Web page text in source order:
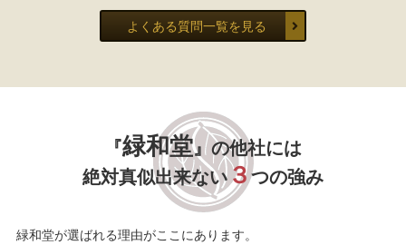
よくある質問一覧を見る
『緑和堂』の他社には
絶対真似出来ない ３つの強み
緑和堂が選ばれる理由がここにあります。